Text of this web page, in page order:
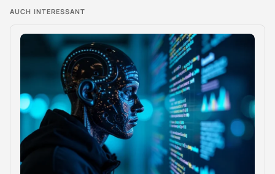
AUCH INTERESSANT